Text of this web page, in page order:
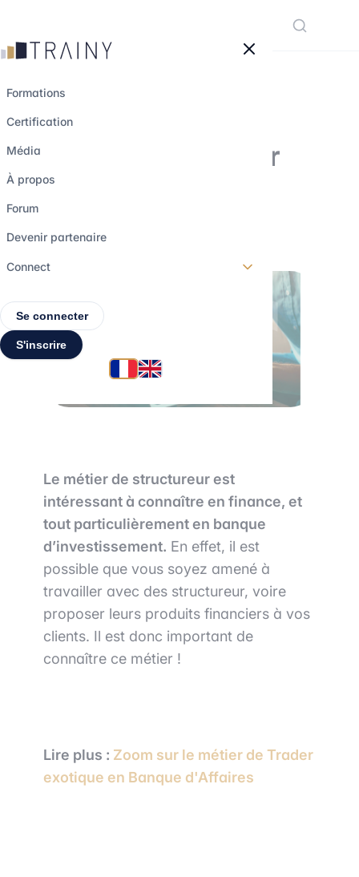
Formations
Certification
Média
À propos
Forum
Devenir partenaire
Connect
Se connecter
S'inscrire
Zoom sur le métier
de Stuctureur
31 mars 2023
Le métier de structureur est
intéressant à connaître en finance, et
tout particulièrement en banque
d’investissement. En effet, il est
possible que vous soyez amené à
travailler avec des structureur, voire
proposer leurs produits financiers à vos
clients. Il est donc important de
connaître ce métier !
Lire plus : Zoom sur le métier de Trader
exotique en Banque d'Affaires